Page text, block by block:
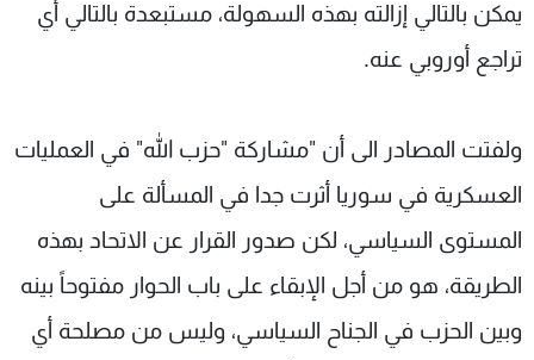
يمكن بالتالي إزالته بهذه السهولة، مستبعدة بالتالي أي
تراجع أوروبي عنه.
ولفتت المصادر الى أن "مشاركة "حزب الله" في العمليات
العسكرية في سوريا أثرت جدا في المسألة على
المستوى السياسي، لكن صدور القرار عن الاتحاد بهذه
الطريقة، هو من أجل الإبقاء على باب الحوار مفتوحاً بينه
وبين الحزب في الجناح السياسي، وليس من مصلحة أي
سياسة الخصوصية